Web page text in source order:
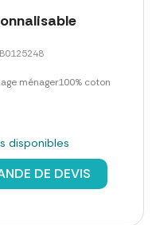
ménager100% coton
disponibles
DE DEVIS